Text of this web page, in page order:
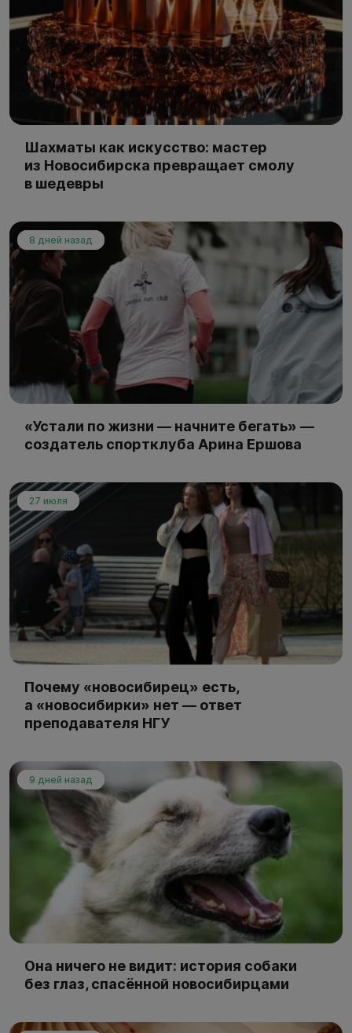
Шахматы как искусство: мастер
из Новосибирска превращает смолу
в шедевры
8 дней назад
«Устали по жизни — начните бегать» —
создатель спортклуба Арина Ершова
27 июля
Почему «новосибирец» есть,
а «новосибирки» нет — ответ
преподавателя НГУ
9 дней назад
Она ничего не видит: история собаки
без глаз, спасённой новосибирцами